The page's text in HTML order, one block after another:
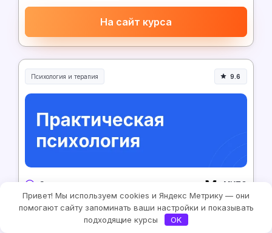
На сайт курса
Психология и терапия 9.6
8 месяцев МИПО
Практическая психология
Привет! Мы используем cookies и Яндекс Метрику — они
помогают сайту запоминать ваши настройки и показывать
подходящие курсы
OK